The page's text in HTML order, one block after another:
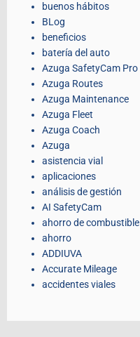
buenos hábitos
BLog
beneficios
batería del auto
Azuga SafetyCam Pro
Azuga Routes
Azuga Maintenance
Azuga Fleet
Azuga Coach
Azuga
asistencia vial
aplicaciones
análisis de gestión
AI SafetyCam
ahorro de combustible
ahorro
ADDIUVA
Accurate Mileage
accidentes viales